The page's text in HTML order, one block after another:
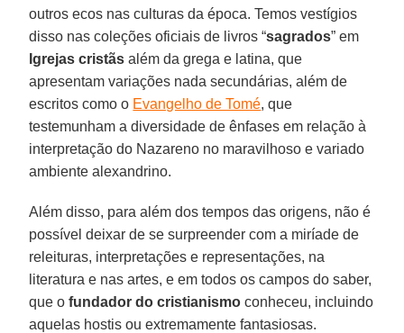
outros ecos nas culturas da época. Temos vestígios
disso nas coleções oficiais de livros “sagrados” em
Igrejas cristãs além da grega e latina, que
apresentam variações nada secundárias, além de
escritos como o Evangelho de Tomé, que
testemunham a diversidade de ênfases em relação à
interpretação do Nazareno no maravilhoso e variado
ambiente alexandrino.
Além disso, para além dos tempos das origens, não é
possível deixar de se surpreender com a miríade de
releituras, interpretações e representações, na
literatura e nas artes, e em todos os campos do saber,
que ofundador do cristianismo conheceu, incluindo
aquelas hostis ou extremamente fantasiosas.